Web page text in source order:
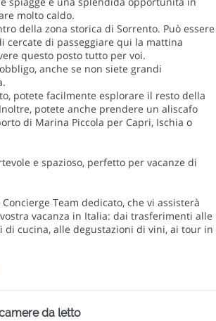
molto caldo.
della zona storica di Sorrento. Può essere
cercate di passeggiare qui la mattina
questo posto tutto per voi.
anche se non siete grandi
potete facilmente esplorare il resto della
potete anche prendere un aliscafo
di Marina Piccola per Capri, Ischia o
e spazioso, perfetto per vacanze di
Team dedicato, che vi assisterà
vacanza in Italia: dai trasferimenti alle
di cucina, alle degustazioni di vini, ai tour in
da letto